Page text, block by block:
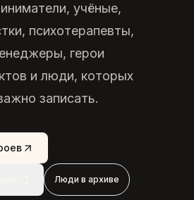
учёные,
психотерапевты,
герои
и люди, которых
записать.
Люди в архиве